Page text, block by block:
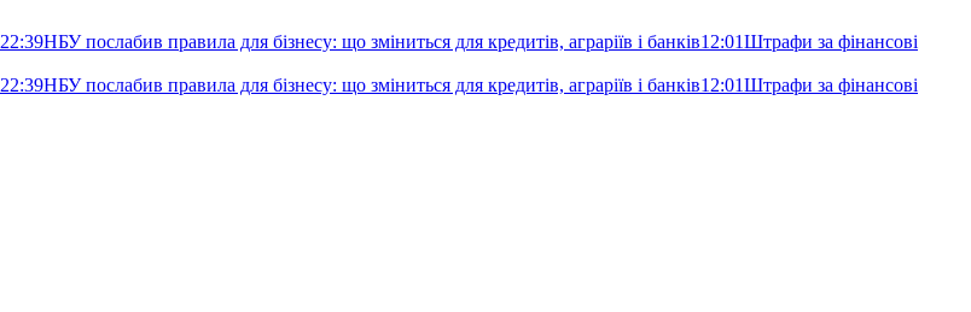
22:39НБУ послабив правила для бізнесу: що зміниться для кредитів, аграріїв і банків12:01Штрафи за фінансові
22:39НБУ послабив правила для бізнесу: що зміниться для кредитів, аграріїв і банків12:01Штрафи за фінансові